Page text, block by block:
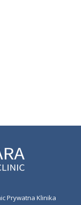
Prywatna Klinika